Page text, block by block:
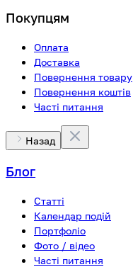
Покупцям
Оплата
Доставка
Повернення товару
Повернення коштів
Часті питання
Назад
Блог
Статті
Календар подій
Портфоліо
Фото / відео
Часті питання